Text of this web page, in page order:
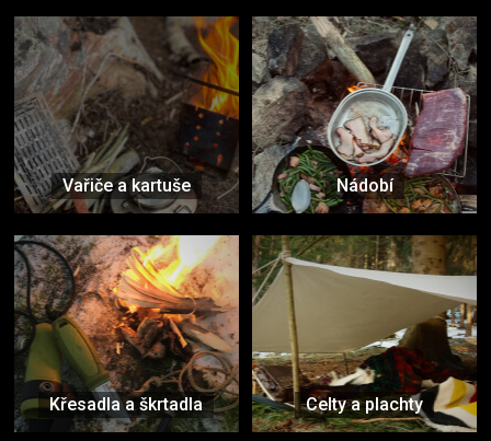
Vařiče a kartuše Nádobí
Křesadla a škrtadla Celty a plachty